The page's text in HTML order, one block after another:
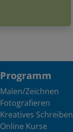
Programm
Malen/Zeichnen
Fotografieren
Kreatives Schreiben
Online Kurse